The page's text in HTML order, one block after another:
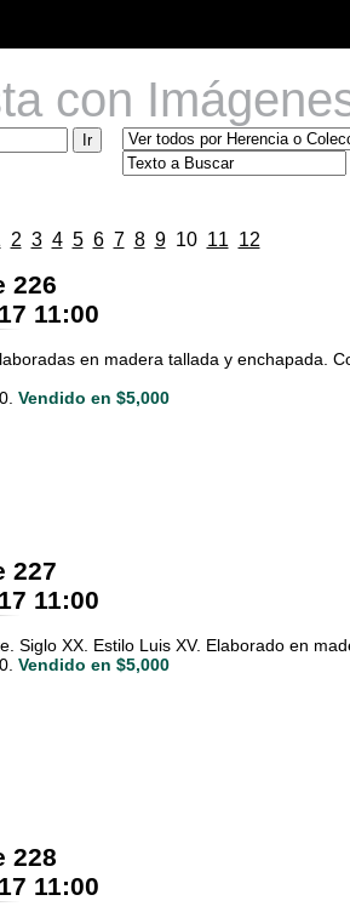
con
2 3 4 5 6 7 8 9 10 11 12
226
11:00
en madera tallada y enchapada.
Vendido en $5,000
227
11:00
Siglo XX. Estilo Luis XV. Elaborado en
Vendido en $5,000
228
11:00